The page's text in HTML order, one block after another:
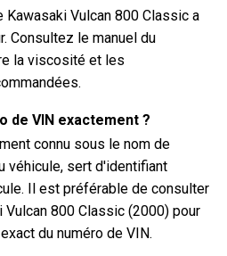
Vulcan 800 Classic a
Consultez le manuel du
la viscosité et les
de VIN exactement ?
connu sous le nom de
véhicule, sert d'identifiant
Il est préférable de consulter
Vulcan 800 Classic (2000) pour
du numéro de VIN.